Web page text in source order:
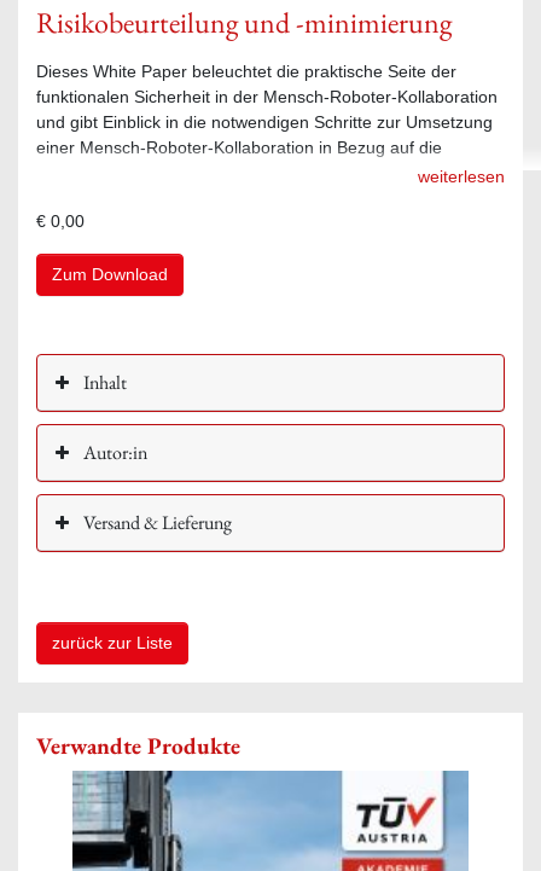
Risikobeurteilung und -minimierung
Dieses White Paper beleuchtet die praktische Seite der
funktionalen Sicherheit in der Mensch-Roboter-Kollaboration
und gibt Einblick in die notwendigen Schritte zur Umsetzung
einer Mensch-Roboter-Kollaboration in Bezug auf die
weiterlesen
€ 0,00
Zum Download
Inhalt
Autor:in
Versand & Lieferung
zurück zur Liste
Verwandte Produkte